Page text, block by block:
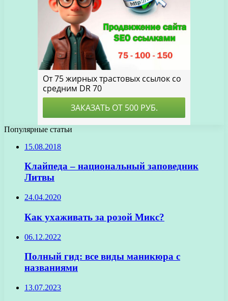
Популярные статьи
15.08.2018
Клайпеда – национальный заповедник
Литвы
24.04.2020
Как ухаживать за розой Микс?
06.12.2022
Полный гид: все виды маникюра с
названиями
13.07.2023